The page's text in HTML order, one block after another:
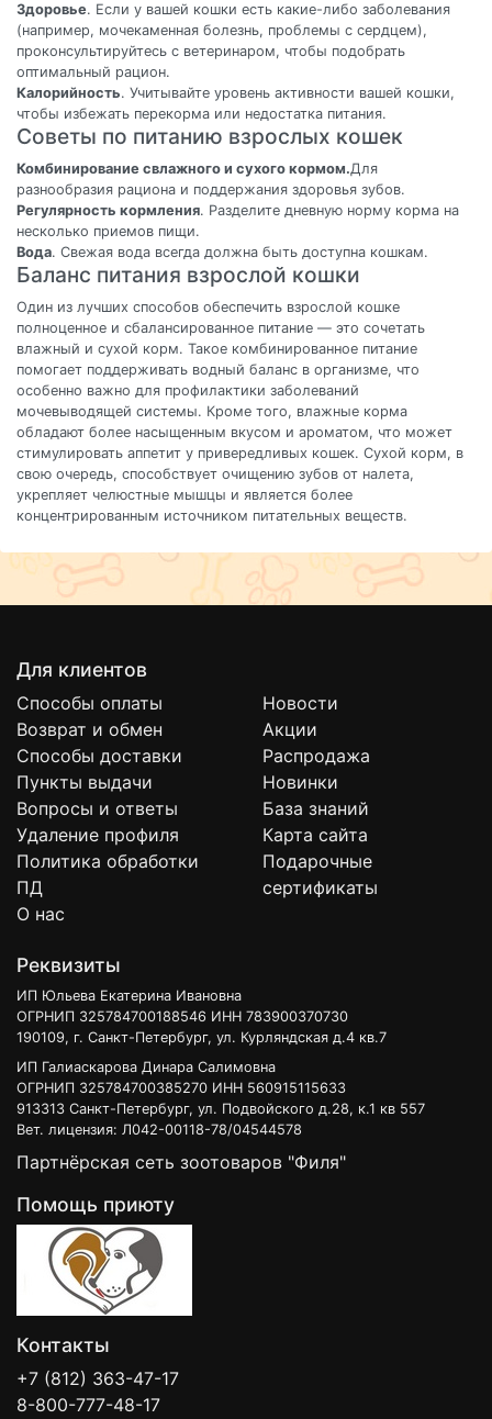
Здоровье. Если у вашей кошки есть какие-либо заболевания
(например, мочекаменная болезнь, проблемы с сердцем),
проконсультируйтесь с ветеринаром, чтобы подобрать
оптимальный рацион.
Калорийность. Учитывайте уровень активности вашей кошки,
чтобы избежать перекорма или недостатка питания.
Советы по питанию взрослых кошек
Комбинирование свлажного и сухого кормом.Для
разнообразия рациона и поддержания здоровья зубов.
Регулярность кормления. Разделите дневную норму корма на
несколько приемов пищи.
Вода. Свежая вода всегда должна быть доступна кошкам.
Баланс питания взрослой кошки
Один из лучших способов обеспечить взрослой кошке
полноценное и сбалансированное питание — это сочетать
влажный и сухой корм. Такое комбинированное питание
помогает поддерживать водный баланс в организме, что
особенно важно для профилактики заболеваний
мочевыводящей системы. Кроме того, влажные корма
обладают более насыщенным вкусом и ароматом, что может
стимулировать аппетит у привередливых кошек. Сухой корм, в
свою очередь, способствует очищению зубов от налета,
укрепляет челюстные мышцы и является более
концентрированным источником питательных веществ.
Для клиентов
Способы оплаты
Возврат и обмен
Способы доставки
Пункты выдачи
Вопросы и ответы
Удаление профиля
Политика обработки
ПД
О нас
Новости
Акции
Распродажа
Новинки
База знаний
Карта сайта
Подарочные
сертификаты
Реквизиты
ИП Юльева Екатерина Ивановна
ОГРНИП 325784700188546 ИНН 783900370730
190109, г. Санкт-Петербург, ул. Курляндская д.4 кв.7
ИП Галиаскарова Динара Салимовна
ОГРНИП 325784700385270 ИНН 560915115633
913313 Санкт-Петербург, ул. Подвойского д.28, к.1 кв 557
Вет. лицензия: Л042-00118-78/04544578
Партнёрская сеть зоотоваров "Филя"
Помощь приюту
Контакты
+7 (812) 363-47-17
8-800-777-48-17